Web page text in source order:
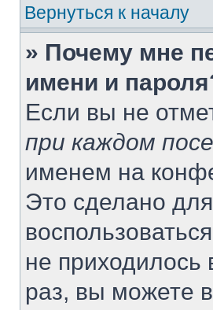
Вернуться к началу
» Почему мне
имени и
Если вы не
при каждом
именем на
Это сделано
не приходилось
раз, вы можете